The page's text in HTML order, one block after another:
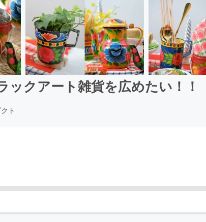
クアート雑貨を広めたい！！
ト